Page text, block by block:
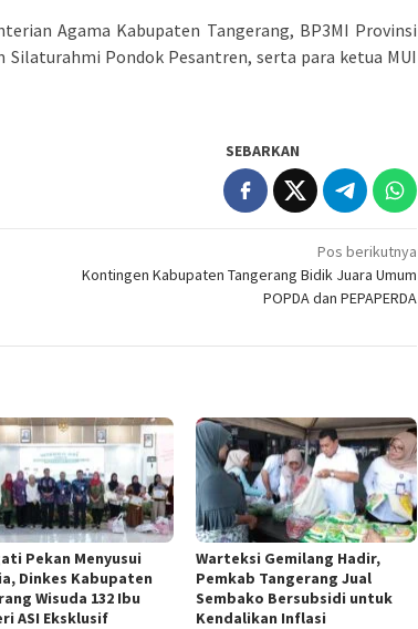
Agama Kabupaten Tangerang, BP3MI Provinsi
Pondok Pesantren, serta para ketua MUI
SEBARKAN
Pos berikutnya
Kontingen Kabupaten Tangerang Bidik Juara Umum
POPDA dan PEPAPERDA
Pekan Menyusui
Dinkes Kabupaten
Wisuda 132 Ibu
ASI Eksklusif
Warteksi Gemilang Hadir,
Pemkab Tangerang Jual
Sembako Bersubsidi untuk
Kendalikan Inflasi